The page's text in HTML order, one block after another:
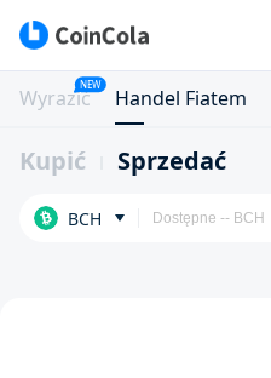
Wyrazić
NEW
Handel Fiatem
Kupić Sprzedać
BCH